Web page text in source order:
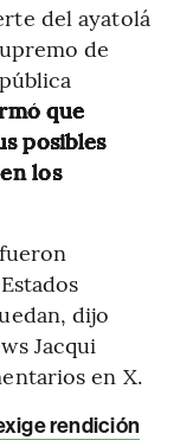
del ayatolá
de
que
posibles
los
dijo
Jacqui
en X.
rendición